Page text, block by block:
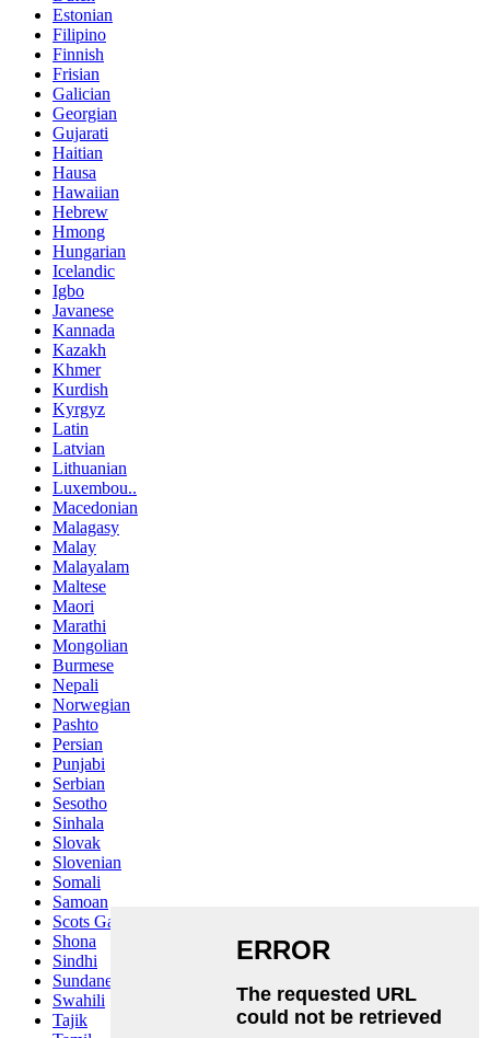
Estonian
Filipino
Finnish
Frisian
Galician
Georgian
Gujarati
Haitian
Hausa
Hawaiian
Hebrew
Hmong
Hungarian
Icelandic
Igbo
Javanese
Kannada
Kazakh
Khmer
Kurdish
Kyrgyz
Latin
Latvian
Lithuanian
Luxembou..
Macedonian
Malagasy
Malay
Malayalam
Maltese
Maori
Marathi
Mongolian
Burmese
Nepali
Norwegian
Pashto
Persian
Punjabi
Serbian
Sesotho
Sinhala
Slovak
Slovenian
Somali
Samoan
Scots Gaelic
Shona
Sindhi
Sundanese
Swahili
Tajik